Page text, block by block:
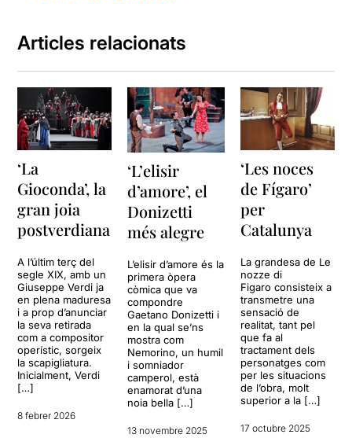
Articles relacionats
‘La
Gioconda’, la
gran joia
postverdiana
A l’últim terç del
segle XIX, amb un
Giuseppe Verdi ja
en plena maduresa
i a prop d’anunciar
la seva retirada
com a compositor
operístic, sorgeix
la scapigliatura.
Inicialment, Verdi
[…]
8 febrer 2026
‘L’elisir
d’amore’, el
Donizetti
més alegre
L’elisir d’amore és la
primera òpera
còmica que va
compondre
Gaetano Donizetti i
en la qual se’ns
mostra com
Nemorino, un humil
i somniador
camperol, està
enamorat d’una
noia bella […]
13 novembre 2025
‘Les noces
de Fígaro’
per
Catalunya
La grandesa de Le
nozze di
Figaro consisteix a
transmetre una
sensació de
realitat, tant pel
que fa al
tractament dels
personatges com
per les situacions
de l’obra, molt
superior a la […]
17 octubre 2025